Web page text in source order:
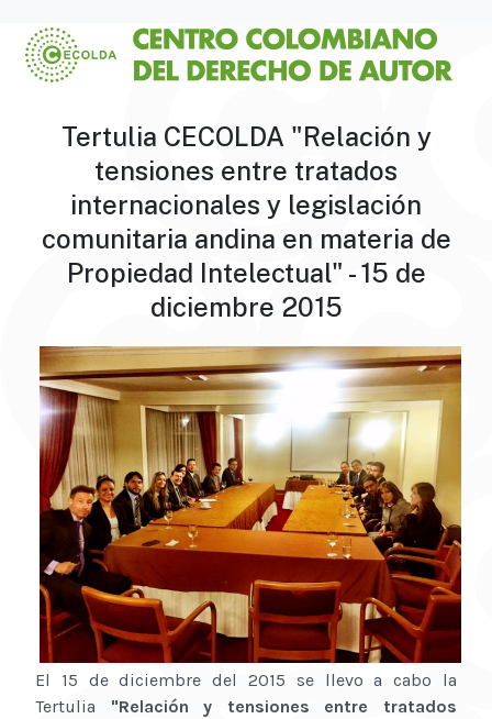
Tertulia CECOLDA "Relación y
tensiones entre tratados
internacionales y legislación
comunitaria andina en materia de
Propiedad Intelectual" - 15 de
diciembre 2015
El 15 de diciembre del 2015 se llevo a cabo la
Tertulia "Relación y tensiones entre tratados